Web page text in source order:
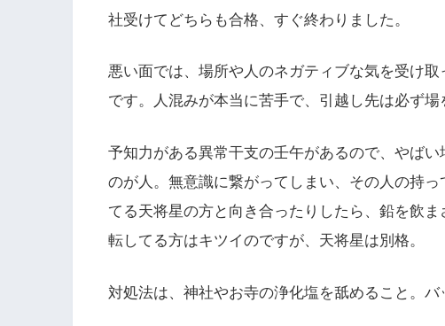
社受けてどちらも合格、すぐ終わりました。
悪い面では、場所や人のネガティブな気を受け
です。人混みが本当に苦手で、引越し先は必ず場
予知力がある異常干支の壬午があるので、やば
のが人。無意識に繋がってしまい、その人の持
てる天将星の方と向き合ったりしたら、鉛を飲
転してる方はキツイのですが、天将星は別格。
対処法は、神社やお寺の浄化塩を舐めること。バ